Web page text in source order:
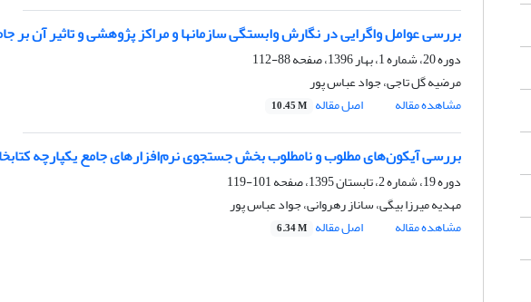
بررسی عوامل واگرایی در نگارش وابستگی سازمانها و مراکز پژوهشی و تاثیر آن بر
دوره 20، شماره 1، بهار 1396، صفحه
88-112
مرضیه گل تاجی، جواد عباس پور
مشاهده مقاله
اصل مقاله 10.45 M
بررسی آیکون‌های مطلوب و نامطلوب بخش جستجوی نرم‌افزارهای جامع یکپارچه
دوره 19، شماره 2، تابستان 1395، صفحه
101-119
مهدیه میرزا بیگی، ساناز رهروانی، جواد عباس پور
مشاهده مقاله
اصل مقاله 6.34 M